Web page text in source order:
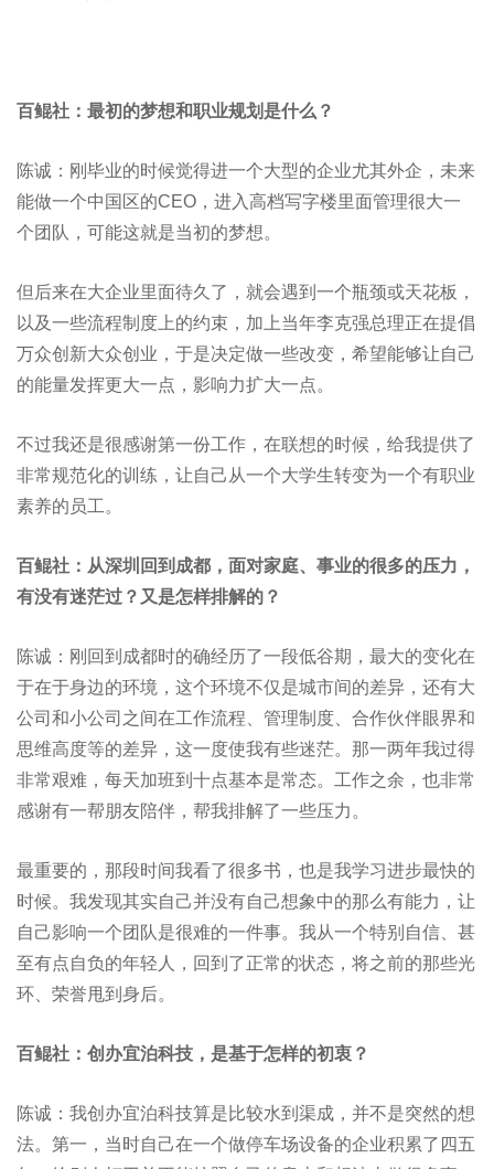
百鲲社：最初的梦想和职业规划是什么？
陈诚：刚毕业的时候觉得进一个大型的企业尤其外企，未来
能做一个中国区的CEO，进入高档写字楼里面管理很大一
个团队，可能这就是当初的梦想。
但后来在大企业里面待久了，就会遇到一个瓶颈或天花板，
以及一些流程制度上的约束，加上当年李克强总理正在提倡
万众创新大众创业，于是决定做一些改变，希望能够让自己
的能量发挥更大一点，影响力扩大一点。
不过我还是很感谢第一份工作，在联想的时候，给我提供了
非常规范化的训练，让自己从一个大学生转变为一个有职业
素养的员工。
百鲲社：从深圳回到成都，面对家庭、事业的很多的压力，
有没有迷茫过？又是怎样排解的？
陈诚：刚回到成都时的确经历了一段低谷期，最大的变化在
于在于身边的环境，这个环境不仅是城市间的差异，还有大
公司和小公司之间在工作流程、管理制度、合作伙伴眼界和
思维高度等的差异，这一度使我有些迷茫。那一两年我过得
非常艰难，每天加班到十点基本是常态。工作之余，也非常
感谢有一帮朋友陪伴，帮我排解了一些压力。
最重要的，那段时间我看了很多书，也是我学习进步最快的
时候。我发现其实自己并没有自己想象中的那么有能力，让
自己影响一个团队是很难的一件事。我从一个特别自信、甚
至有点自负的年轻人，回到了正常的状态，将之前的那些光
环、荣誉甩到身后。
百鲲社：创办宜泊科技，是基于怎样的初衷？
陈诚：我创办宜泊科技算是比较水到渠成，并不是突然的想
法。第一，当时自己在一个做停车场设备的企业积累了四五